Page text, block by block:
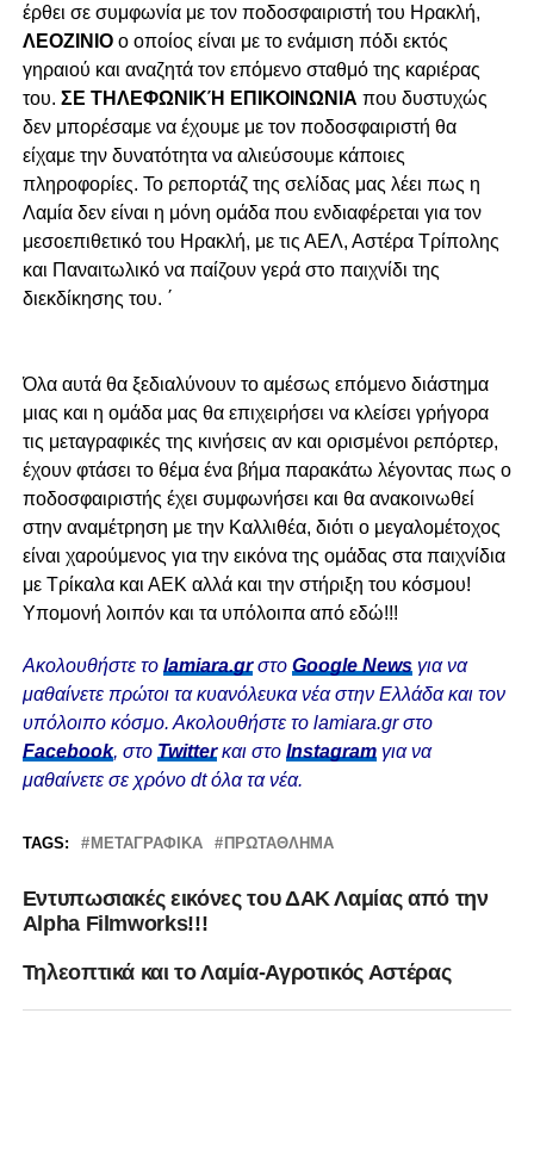
έρθει σε συμφωνία με τον ποδοσφαιριστή του Ηρακλή,
ΛΕΟΖΙΝΙΟο οποίος είναι με το ενάμιση πόδι εκτός
γηραιού και αναζητά τον επόμενο σταθμό της καριέρας
του. ΣΕ ΤΗΛΕΦΩΝΙΚΉ ΕΠΙΚΟΙΝΩΝΙΑ που δυστυχώς
δεν μπορέσαμε να έχουμε με τον ποδοσφαιριστή θα
είχαμε την δυνατότητα να αλιεύσουμε κάποιες
πληροφορίες. Το ρεπορτάζ της σελίδας μας λέει πως η
Λαμία δεν είναι η μόνη ομάδα που ενδιαφέρεται για τον
μεσοεπιθετικό του Ηρακλή, με τις ΑΕΛ, Αστέρα Τρίπολης
και Παναιτωλικό να παίζουν γερά στο παιχνίδι της
διεκδίκησης του. ΄
Όλα αυτά θα ξεδιαλύνουν το αμέσως επόμενο διάστημα
μιας και η ομάδα μας θα επιχειρήσει να κλείσει γρήγορα
τις μεταγραφικές της κινήσεις αν και ορισμένοι ρεπόρτερ,
έχουν φτάσει το θέμα ένα βήμα παρακάτω λέγοντας πως ο
ποδοσφαιριστής έχει συμφωνήσει και θα ανακοινωθεί
στην αναμέτρηση με την Καλλιθέα, διότι ο μεγαλομέτοχος
είναι χαρούμενος για την εικόνα της ομάδας στα παιχνίδια
με Τρίκαλα και ΑΕΚ αλλά και την στήριξη του κόσμου!
Υπομονή λοιπόν και τα υπόλοιπα από εδώ!!!
Ακολουθήστε το lamiara.grστο Google Newsγια να
μαθαίνετε πρώτοι τα κυανόλευκα νέα στην Ελλάδα και τον
υπόλοιπο κόσμο. Ακολουθήστε το lamiara.gr στο
Facebook, στο Twitterκαι στο Instagram για να
μαθαίνετε σε χρόνο dt όλα τα νέα.
TAGS: ΜΕΤΑΓΡΑΦΙΚΆ ΠΡΩΤΆΘΛΗΜΑ
Eντυπωσιακές εικόνες του ΔΑΚ Λαμίας από την
Alpha Filmworks!!!
Τηλεοπτικά και το Λαμία-Αγροτικός Αστέρας